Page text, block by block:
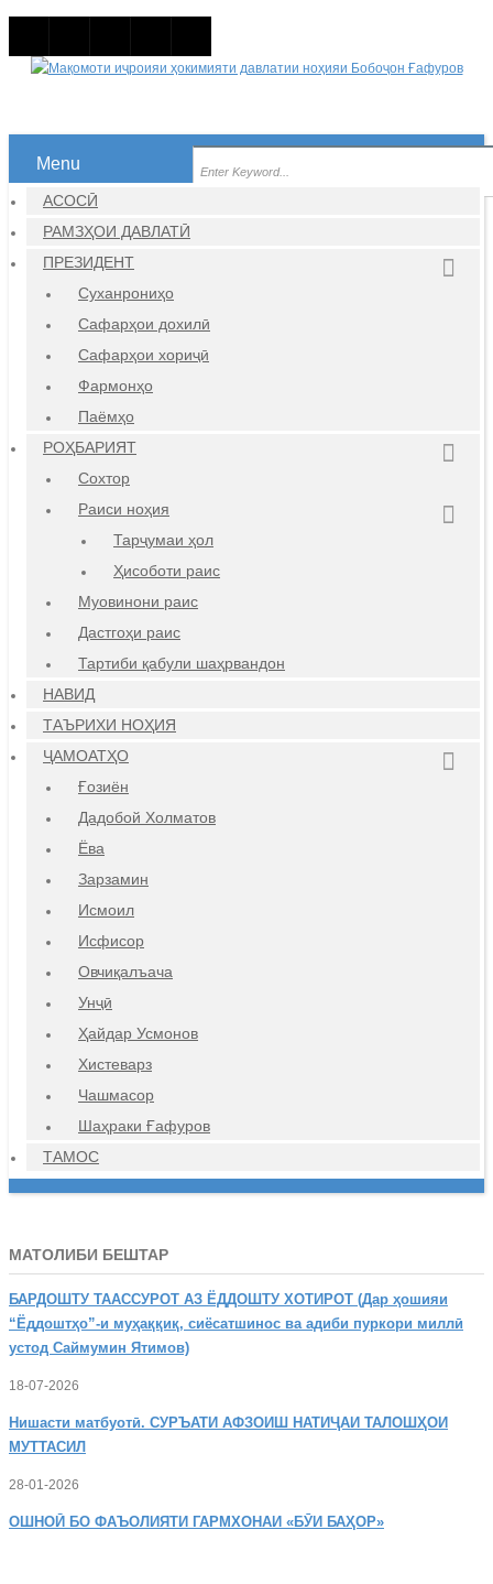
Menu
АСОСӢ
РАМЗҲОИ ДАВЛАТӢ
ПРЕЗИДЕНТ
Суханрониҳо
Сафарҳои дохилӣ
Сафарҳои хориҷӣ
Фармонҳо
Паёмҳо
РОҲБАРИЯТ
Сохтор
Раиси ноҳия
Тарҷумаи ҳол
Ҳисоботи раис
Муовинони раис
Дастгоҳи раис
Тартиби қабули шаҳрвандон
НАВИД
ТАЪРИХИ НОҲИЯ
ҶАМОАТҲО
Ғозиён
Дадобой Холматов
Ёва
Зарзамин
Исмоил
Исфисор
Овчиқалъача
Унҷӣ
Ҳайдар Усмонов
Хистеварз
Чашмасор
Шаҳраки Ғафуров
ТАМОС
МАТОЛИБИ БЕШТАР
БАРДОШТУ ТААССУРОТ АЗ ЁДДОШТУ ХОТИРОТ (Дар ҳошияи
“Ёддоштҳо”-и муҳаққиқ, сиёсатшинос ва адиби пуркори миллӣ
устод Саймумин Ятимов)
18-07-2026
Нишасти матбуотӣ. СУРЪАТИ АФЗОИШ НАТИҶАИ ТАЛОШҲОИ
МУТТАСИЛ
28-01-2026
ОШНОӢ БО ФАЪОЛИЯТИ ГАРМХОНАИ «БӮИ БАҲОР»